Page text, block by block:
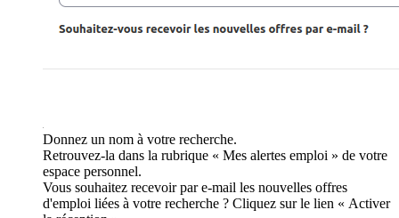
Donnez un nom à votre recherche.
Retrouvez-la dans la rubrique « Mes alertes emploi » de votre
espace personnel.
Vous souhaitez recevoir par e-mail les nouvelles offres
d'emploi liées à votre recherche ? Cliquez sur le lien « Activer